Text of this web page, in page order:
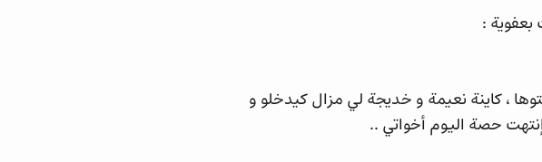
:
، كاينة نعيمة و خديجة لي مزال كيدخلو و
حصة اليوم أخواتي ..